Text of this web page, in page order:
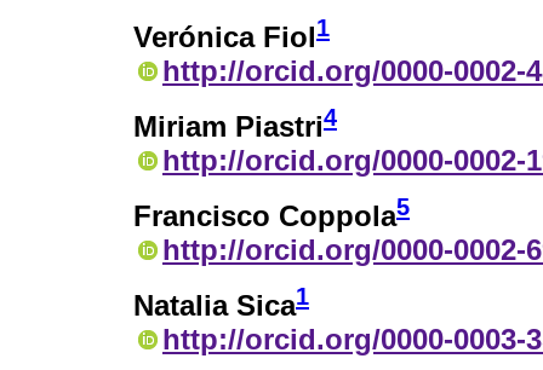
Verónica Fiol1
http://orcid.org/0000-0002-
Miriam Piastri4
http://orcid.org/0000-0002-
Francisco Coppola5
http://orcid.org/0000-0002-
Natalia Sica1
http://orcid.org/0000-0003-